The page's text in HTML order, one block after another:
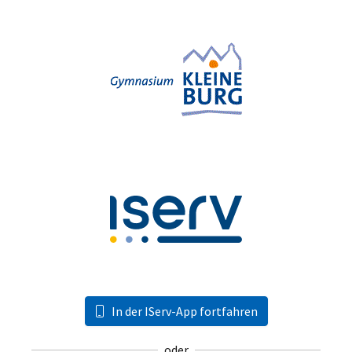
In der IServ-App fortfahren